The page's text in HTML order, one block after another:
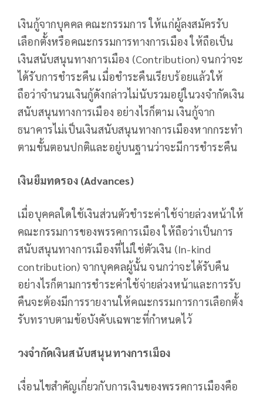
เงินกู้จากบุคคล คณะกรรมการ ให้แก่ผู้ลงสมัครรับ
เลือกตั้งหรือคณะกรรมการทางการเมือง ให้ถือเป็น
เงินสนับสนุนทางการเมือง (Contribution) จนกว่าจะ
ได้รับการชำระคืน เมื่อชำระคืนเรียบร้อยแล้วให้
ถือว่าจำนวนเงินกู้ดังกล่าวไม่นับรวมอยู่ในวงจำกัดเงิน
สนับสนุนทางการเมือง อย่างไรก็ตาม เงินกู้จาก
ธนาคารไม่เป็นเงินสนับสนุนทางการเมืองหากกระทำ
ตามขั้นตอนปกติและอยู่บนฐานว่าจะมีการชำระคืน
เงินยืมทดรอง (Advances)
เมื่อบุคคลใดใช้เงินส่วนตัวชำระค่าใช้จ่ายล่วงหน้าให้
คณะกรรมการของพรรคการเมือง ให้ถือว่าเป็นการ
สนับสนุนทางการเมืองที่ไม่ใช่ตัวเงิน (In-kind
contribution) จากบุคคลผู้นั้น จนกว่าจะได้รับคืน
อย่างไรก็ตามการชำระค่าใช้จ่ายล่วงหน้าและการรับ
คืนจะต้องมีการรายงานให้คณะกรรมการการเลือกตั้ง
รับทราบตามข้อบังคับเฉพาะที่กำหนดไว้
วงจำกัดเงินสนับสนุนทางการเมือง
เงื่อนไขสำคัญเกี่ยวกับการเงินของพรรคการเมืองคือ